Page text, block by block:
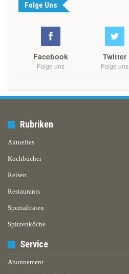
Folge Uns
Facebook
Folge uns
Twitter
Folge uns
Rubriken
Aktuelles
Kochbücher
Reisen
Restaurants
Spezialitäten
Spitzenköche
Service
Abonnement